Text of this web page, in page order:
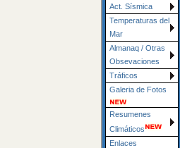
Act. Sísmica
Temperaturas del
Mar
Almanaq / Otras
Obsevaciones
Tráficos
Galeria de Fotos
Resumenes
Climáticos
Enlaces